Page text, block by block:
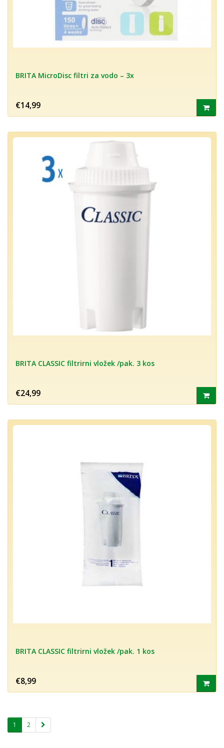
BRITA MicroDisc filtri za vodo – 3x
€14,99
BRITA CLASSIC filtrirni vložek /pak. 3 kos
€24,99
BRITA CLASSIC filtrirni vložek /pak. 1 kos
€8,99
1 2